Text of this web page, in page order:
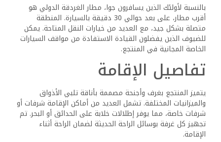
بالنسبة لأولئك الذين يسافرون جوا، مطار الغردقة الدولي هو
أقرب مطار، على بعد حوالي 30 دقيقة بالسيارة. المنطقة
متصلة بشكل جيد، مع العديد من خيارات النقل المتاحة. يمكن
للضيوف الذين يفضلون القيادة الاستفادة من مواقف السيارات
الخاصة المجانية في المنتجع.
تفاصيل الإقامة
يتميز المنتجع بغرف وأجنحة مصممة بأناقة تلبي الأذواق
والميزانيات المختلفة. تشمل العديد من أماكن الإقامة شرفات أو
شرفات خاصة، مما يوفر إطلالات خلابة على الحدائق أو البحر. تم
تجهيز كل غرفة بوسائل الراحة الحديثة لضمان الراحة أثناء
الإقامة.